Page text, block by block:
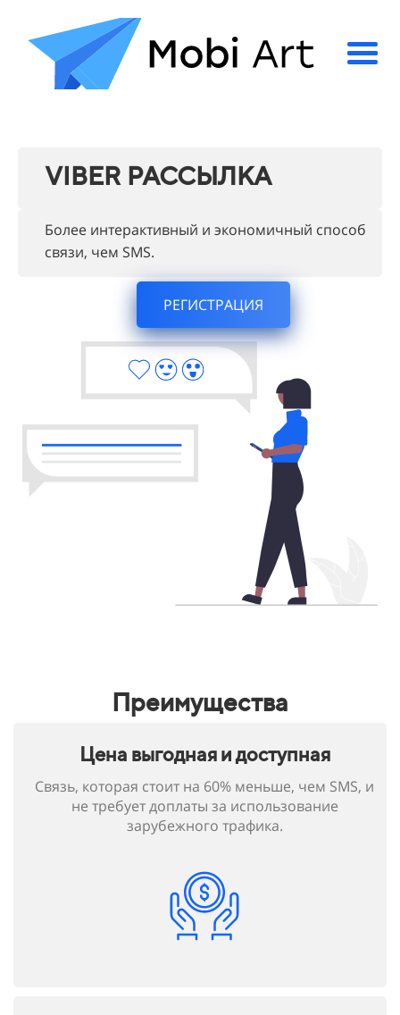
VIBER РАССЫЛКА
Более интерактивный и экономичный способ
связи, чем SMS.
РЕГИСТРАЦИЯ
Преимущества
Цена выгодная и доступная
Связь, которая стоит на 60% меньше, чем SMS, и
не требует доплаты за использование
зарубежного трафика.